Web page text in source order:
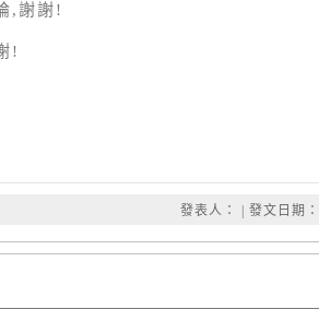
,謝謝!
!
發表人： | 發文日期